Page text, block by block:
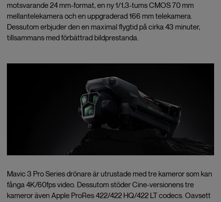
motsvarande 24 mm-format, en ny 1/1,3-tums CMOS 70 mm
mellantelekamera och en uppgraderad 166 mm telekamera.
Dessutom erbjuder den en maximal flygtid på cirka 43 minuter,
tillsammans med förbättrad bildprestanda.
Mavic 3 Pro Series drönare är utrustade med tre kameror som kan
fånga 4K/60fps video. Dessutom stöder Cine-versionens tre
kameror även Apple ProRes 422/422 HQ/422 LT codecs. Oavsett